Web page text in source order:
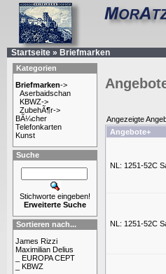
Startseite » Briefmarken
Kategorien
Briefmarken->
Aserbaidschan
KBWZ->
ZubehÃ¶r->
BÃ¼cher
Telefonkarten
Kunst
Suche
Stichworte eingeben!
Erweiterte Suche
Sortieren nach...
James Rizzi
Maximilian Delius
_ EUROPA CEPT
_ KBWZ
Angezeigte
Angebote+
NL: 1251-52C
NL: 1251-52C